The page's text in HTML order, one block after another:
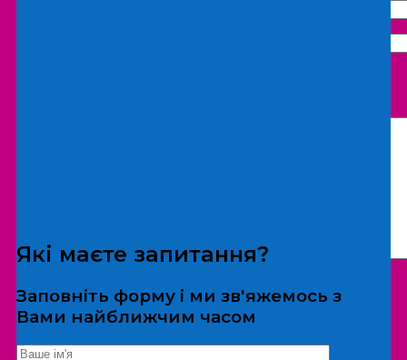
*Дані не передаються третім особам
Які маєте запитання?
Заповніть форму і ми зв'яжемось з
Вами найближчим часом